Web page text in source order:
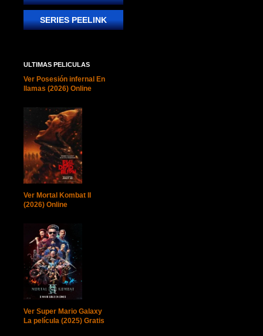
SERIES PEELINK
ULTIMAS PELICULAS
Ver Posesión infernal En
llamas (2026) Online
Ver Mortal Kombat II
(2026) Online
Ver Super Mario Galaxy
La película (2025) Gratis